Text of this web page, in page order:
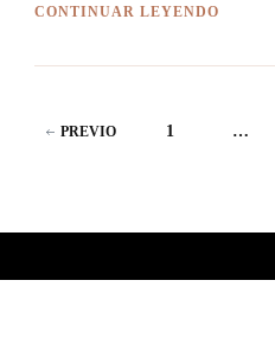
CONTINUAR LEYENDO
Paginación
PREVIO PÁGINA
1 …